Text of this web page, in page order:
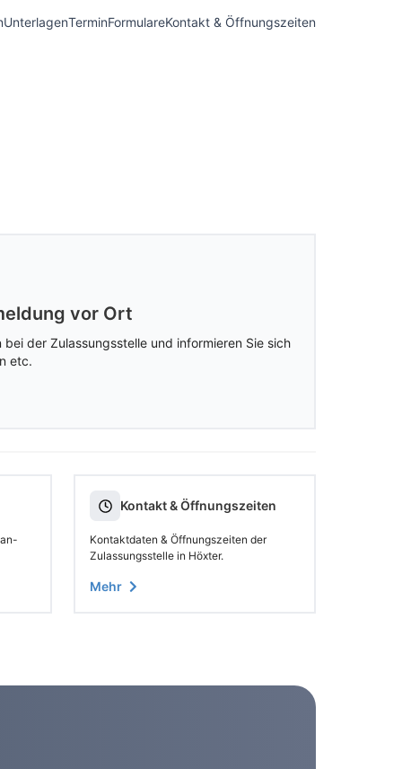
UnterlagenTerminFormulareKontakt & Öffnungszeiten
vor Ort
bei der Zulassungsstelle und informieren Sie sich
etc.
Kontakt & Öffnungszeiten
Kontaktdaten & Öffnungszeiten der
Zulassungsstelle in Höxter.
Mehr